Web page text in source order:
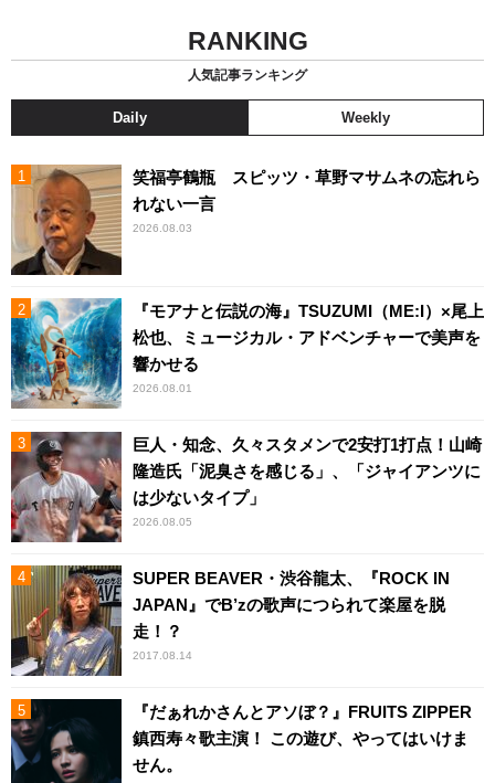
RANKING
人気記事ランキング
Daily Weekly
笑福亭鶴瓶 スピッツ・草野マサムネの忘れら
れない一言
2026.08.03
『モアナと伝説の海』TSUZUMI（ME:I）×尾上
松也、ミュージカル・アドベンチャーで美声を
響かせる
2026.08.01
巨人・知念、久々スタメンで2安打1打点！山崎
隆造氏「泥臭さを感じる」、「ジャイアンツに
は少ないタイプ」
2026.08.05
SUPER BEAVER・渋谷龍太、『ROCK IN
JAPAN』でB’zの歌声につられて楽屋を脱
走！？
2017.08.14
『だぁれかさんとアソぼ？』FRUITS ZIPPER
鎮西寿々歌主演！ この遊び、やってはいけま
せん。